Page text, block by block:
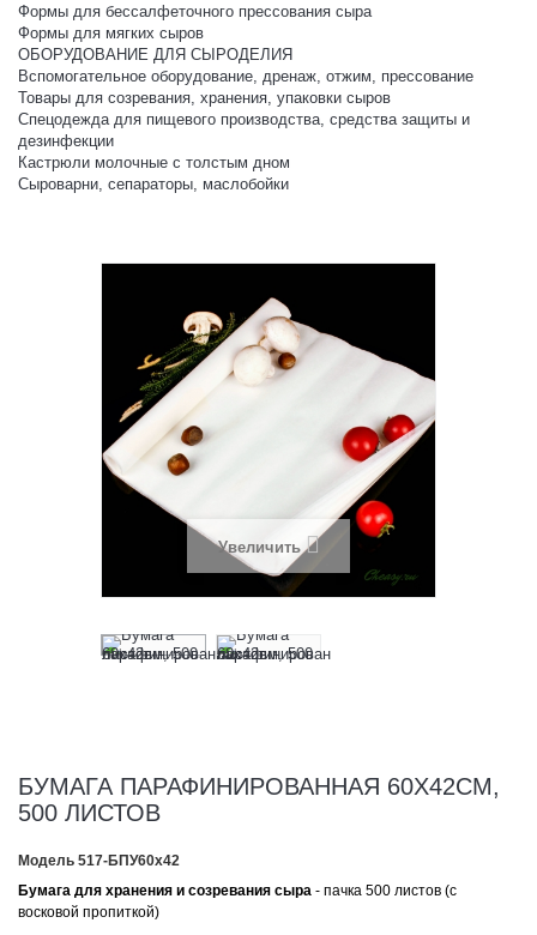
Формы для бессалфеточного прессования сыра
Формы для мягких сыров
ОБОРУДОВАНИЕ ДЛЯ СЫРОДЕЛИЯ
Вспомогательное оборудование, дренаж, отжим, прессование
Товары для созревания, хранения, упаковки сыров
Спецодежда для пищевого производства, средства защиты и
дезинфекции
Кастрюли молочные с толстым дном
Сыроварни, сепараторы, маслобойки
Увеличить
БУМАГА ПАРАФИНИРОВАННАЯ 60Х42СМ,
500 ЛИСТОВ
Модель 517-БПУ60х42
Бумага для хранения и созревания сыра - пачка 500 листов (с
восковой пропиткой)